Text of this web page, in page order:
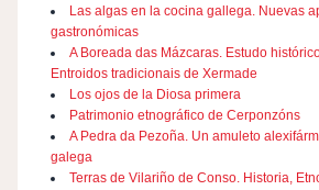
Las algas en la cocina gallega. Nuevas
gastronómicas
A Boreada das Mázcaras. Estudo
Entroidos tradicionais de Xermade
Los ojos de la Diosa primera
Patrimonio etnográfico de Cerponzóns
A Pedra da Pezoña. Un amuleto
galega
Terras de Vilariño de Conso. Historia,